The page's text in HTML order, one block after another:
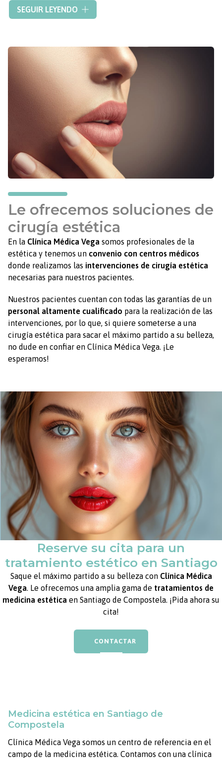
Los problemas vasculares son uno de los problemas
estéticos más frecuentes y que más preocupan a los
Las venas varicosas y las arañas vasculares surgen debido
al mal funcionamiento de los vasos sanguíneos y a
problemas con la circulación.
SEGUIR LEYENDO
Le ofrecemos soluciones de
cirugía estética
En la Clínica Médica Vega somos profesionales de la
estética y tenemos un convenio con centros médicos
donde realizamos las intervenciones de cirugía estética
necesarias para nuestros pacientes.
Nuestros pacientes cuentan con todas las garantías de un
personal altamente cualificado para la realización de las
intervenciones, por lo que, si quiere someterse a una
cirugía estética para sacar el máximo partido a su belleza,
no dude en confiar en Clínica Médica Vega. ¡Le
esperamos!
Reserve su cita para un
tratamiento estético en Santiago
Saque el máximo partido a su belleza con Clínica Médica
Vega. Le ofrecemos una amplia gama de tratamientos de
medicina estética en Santiago de Compostela. ¡Pida ahora su
cita!
CONTACTAR
Medicina estética en Santiago de
Compostela
Clínica Médica Vega somos un centro de referencia en el
campo de la medicina estética. Contamos con una clínica